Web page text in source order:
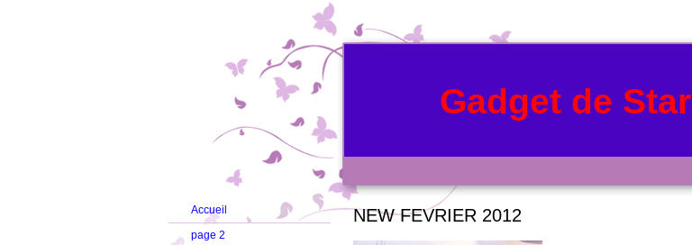
Gadget de Star
Accueil
page 2
NEW FEVRIER 2012